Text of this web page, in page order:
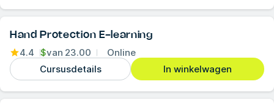
Hand Protection E-learning
4.4 $van 23.00
Online
Cursusdetails
In winkelwagen